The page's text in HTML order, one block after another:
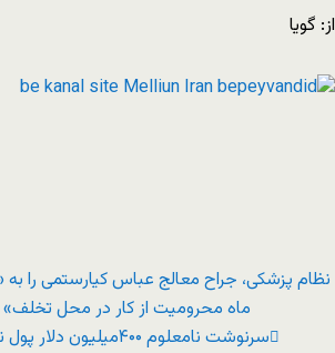
از: گویا
نظام پزشکی، جراح معالج عباس کیارستمی را
ماه محرومیت از کار در محل
سرنوشت نامعلوم ۴۰۰میلیون دلار پول نقد